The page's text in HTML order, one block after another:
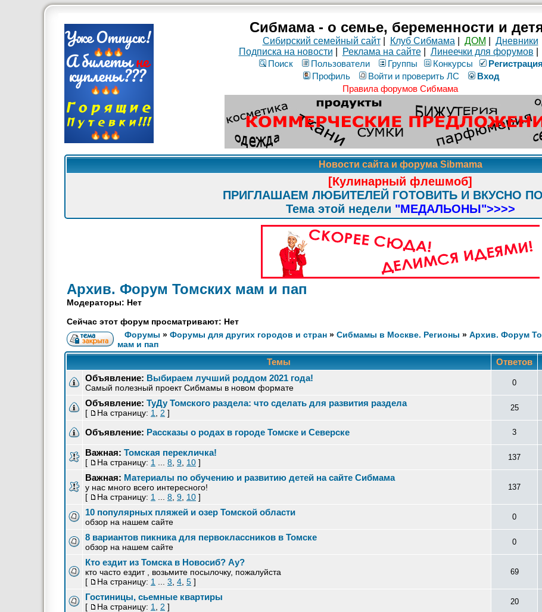
Сибмама - о семье, беременности и
Сибирский семейный сайт| Клуб Сибмама ДОМ
Дневники
Подписка на новости
Реклама на сайте| Линеечки для форумов
Поиск
Пользователи Группы Конкурсы
Рeгиcтpaция
Профиль
Войти и проверить ЛС
Вход
Правила форумов Сибмама
Новости сайта и форума Sibmama
[Кулинарный флешмоб]
ПРИГЛАШАЕМ ЛЮБИТЕЛЕЙ ГОТОВИТЬ И ВКУСНО
Тема этой недели "МЕДАЛЬОНЫ">>>>
Архив. Форум Томских мам и пап
Модераторы: Нет
Сейчас этот форум просматривают: Нет
Форумы » Форумы для других городов и стран » Сибмамы в Москве. Регионы » Архив. Форум
мам и пап
Темы Ответов
Объявление: Выбираем лучший роддом 2021 года!
Самый полезный проект Cибмамы в новом формате
0
Объявление: ТуДу Томского раздела: что сделать для развития раздела
[ На страницу: 1 2 ]
25
Объявление: Рассказы о родах в городе Томске и Северске 3
Важная: Томская перекличка!
[ На страницу: 1 8 9 10 ]
137
Важная: Материалы по обучению и развитию детей на сайте Сибмама
у нас много всего интересного!
[
На страницу: 1 8 9 10 ]
137
10 популярных пляжей и озер Томской области
обзор на нашем сайте
0
8 вариантов пикника для первоклассников в Томске
обзор на нашем сайте
0
Кто ездит из Томска в Новосиб? Ау?
кто часто ездит , возьмите посылочку, пожалуйста
[
На страницу: 1 3 4 5 ]
69
Гостиницы, сьемные квартиры
[ На страницу: 1 2 ]
20